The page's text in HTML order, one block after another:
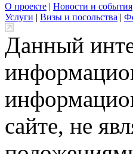
О проекте | Новости и события
Услуги | Визы и посольства |
Данный
сайте, не